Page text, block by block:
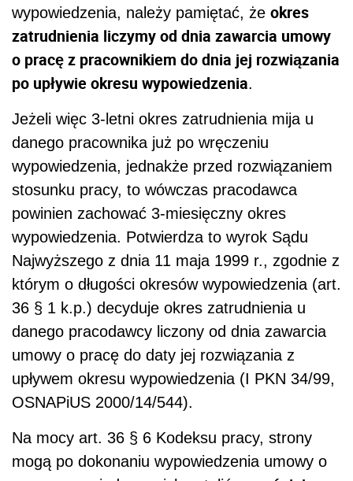
wypowiedzenia, należy pamiętać, że okres
zatrudnienia liczymy od dnia zawarcia umowy
o pracę z pracownikiem do dnia jej rozwiązania
po upływie okresu wypowiedzenia.
Jeżeli więc 3-letni okres zatrudnienia mija u
danego pracownika już po wręczeniu
wypowiedzenia, jednakże przed rozwiązaniem
stosunku pracy, to wówczas pracodawca
powinien zachować 3-miesięczny okres
wypowiedzenia. Potwierdza to wyrok Sądu
Najwyższego z dnia 11 maja 1999 r., zgodnie z
którym o długości okresów wypowiedzenia (art.
36 § 1 k.p.) decyduje okres zatrudnienia u
danego pracodawcy liczony od dnia zawarcia
umowy o pracę do daty jej rozwiązania z
upływem okresu wypowiedzenia (I PKN 34/99,
OSNAPiUS 2000/14/544).
Na mocy art. 36 § 6 Kodeksu pracy, strony
mogą po dokonaniu wypowiedzenia umowy o